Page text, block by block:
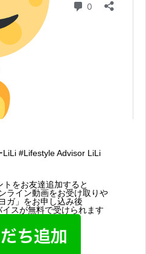
#Lifestyle Advisor LiLi
トをお友達追加すると
ライン動画をお受け取りや
ガ」をお申し込み後
スが無料で受けられます